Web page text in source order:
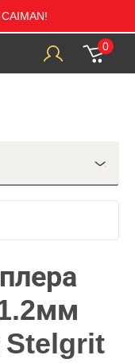
0
Stelgrit